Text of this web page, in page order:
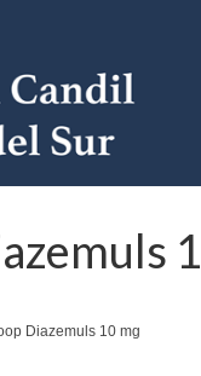
Diazemuls 10 mg